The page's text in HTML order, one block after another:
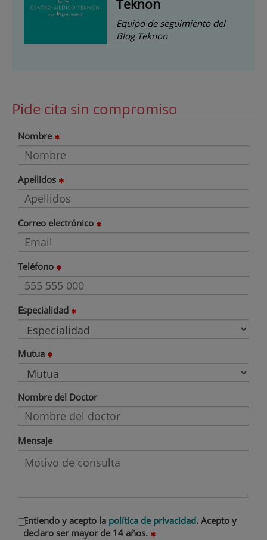
Teknon
Equipo de seguimiento del
Blog Teknon
Pide cita sin compromiso
Nombre
Apellidos
Correo electrónico
Teléfono
Especialidad
Mutua
Nombre del Doctor
Mensaje
Entiendo y acepto la política de privacidad. Acepto y
declaro ser mayor de 14 años.